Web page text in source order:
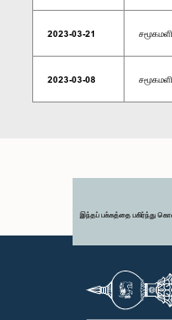
2023-03-21
2023-03-08
இந்தப் பக்கத்தை பகிர்ந்து